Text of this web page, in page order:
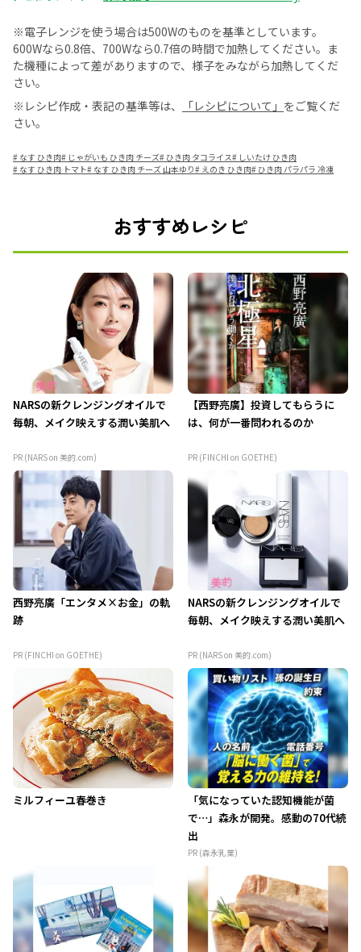
※電子レンジを使う場合は500Wのものを基準としています。
600Wなら0.8倍、700Wなら0.7倍の時間で加熱してください。ま
た機種によって差がありますので、様子をみながら加熱してくだ
さい。
※レシピ作成・表記の基準等は、
「レシピについて」 をご覧くだ
さい。
# なす ひき肉# じゃがいも ひき肉 チーズ# ひき肉 タコライス# しいたけ ひき肉
# なす ひき肉 トマト# なす ひき肉 チーズ 山本ゆり# えのき ひき肉# ひき肉 パラパラ 冷凍
おすすめレシピ
NARSの新クレンジングオイルで
毎朝、メイク映えする潤い美肌へ
PR (NARS on 美的.com)
【西野亮廣】投資してもらうに
は、何が一番問われるのか
PR (FINCHI on GOETHE)
西野亮廣「エンタメ×お金」の軌
跡
PR (FINCHI on GOETHE)
NARSの新クレンジングオイルで
毎朝、メイク映えする潤い美肌へ
PR (NARS on 美的.com)
ミルフィーユ春巻き
「気になっていた認知機能が菌
で…」森永が開発。感動の70代続
出
PR (森永乳業)